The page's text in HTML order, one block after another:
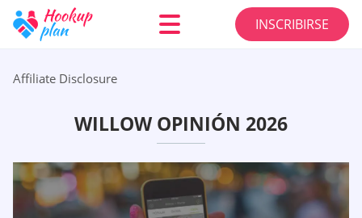
INSCRIBIRSE
Affiliate Disclosure
WILLOW OPINIÓN 2026